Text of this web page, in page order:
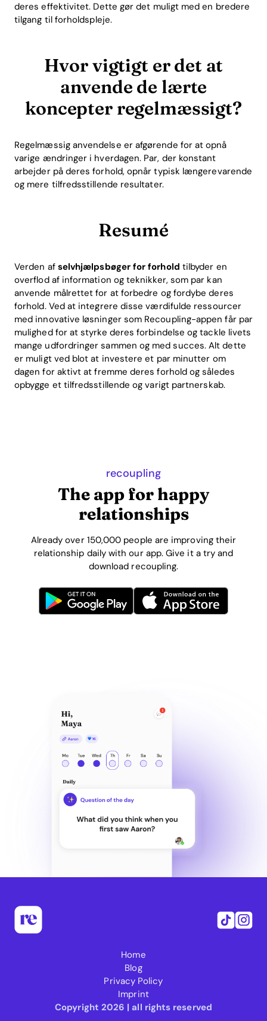
deres effektivitet. Dette gør det muligt med en bredere
tilgang til forholdspleje.
Hvor vigtigt er det at
anvende de lærte
koncepter regelmæssigt?
Regelmæssig anvendelse er afgørende for at opnå
varige ændringer i hverdagen. Par, der konstant
arbejder på deres forhold, opnår typisk længerevarende
og mere tilfredsstillende resultater.
Resumé
Verden af selvhjælpsbøger for forhold tilbyder en
overflod af information og teknikker, som par kan
anvende målrettet for at forbedre og fordybe deres
forhold. Ved at integrere disse værdifulde ressourcer
med innovative løsninger som Recoupling-appen får par
mulighed for at styrke deres forbindelse og tackle livets
mange udfordringer sammen og med succes. Alt dette
er muligt ved blot at investere et par minutter om
dagen for aktivt at fremme deres forhold og således
opbygge et tilfredsstillende og varigt partnerskab.
recoupling
The app for happy
relationships
Already over 150,000 people are improving their
relationship daily with our app. Give it a try and
download recoupling.
Home
Blog
Privacy Policy
Imprint
Copyright 2026 | all rights reserved